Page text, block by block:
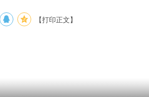
【打印正文】